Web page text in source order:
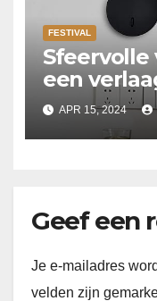
FESTIVAL
een
APR 15, 2024
Geef een
Je e-mailadres
velden zijn